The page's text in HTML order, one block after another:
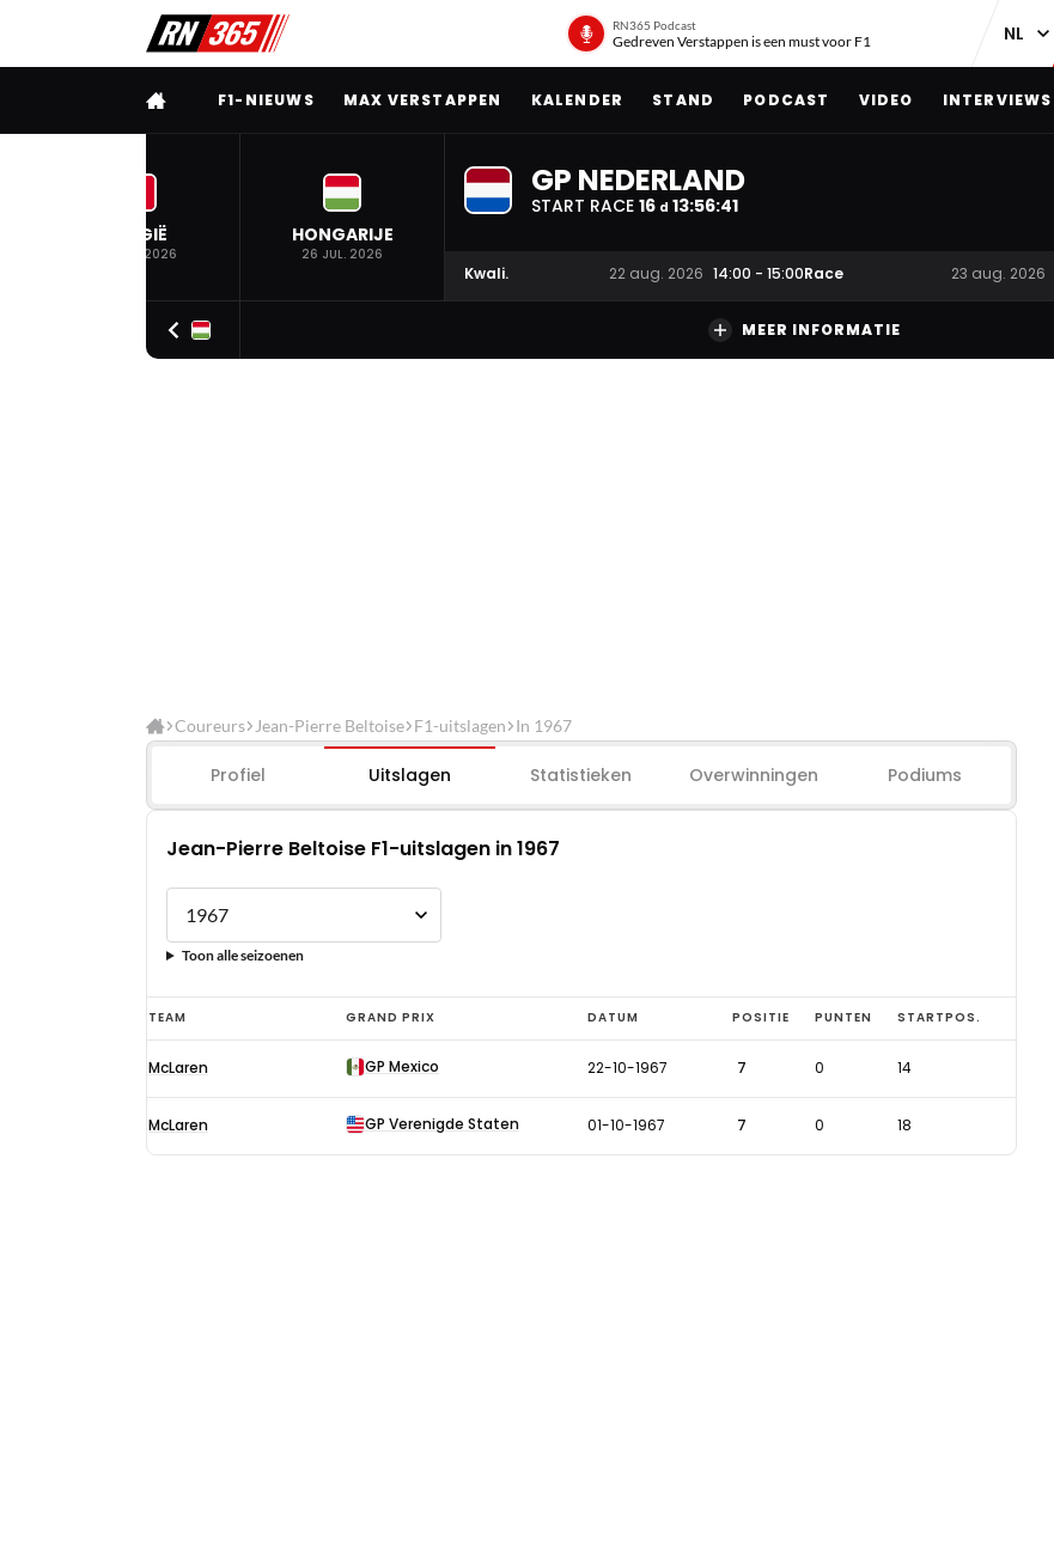
RN365 Podcast
Gedreven Verstappen is een must voor F1
VOLLEDIG MENU
F1-NIEUWS MAX VERSTAPPEN KALENDER STAND PODCAST VIDEO INTERVIEWS
BELGIË
19 JUL. 2026
HONGARIJE
26 JUL. 2026
GP NEDERLAND
START RACE 16 d 13:56:40
Kwali. 22 aug. 2026 14:00 - 15:00Race 23 aug. 2026
MEER INFORMATIE
Coureurs Jean-Pierre Beltoise F1-uitslagen In 1967
Profiel Uitslagen Statistieken Overwinningen Podiums
Jean-Pierre Beltoise F1-uitslagen in 1967
Toon alle seizoenen
Jean-
Pierre
Beltoise
F1-
uitslagen
TEAM GRAND PRIX DATUM POSITIE PUNTEN STARTPOS.
McLaren GP Mexico 22-10-1967 7 0 14
McLaren GP Verenigde Staten 01-10-1967 7 0 18